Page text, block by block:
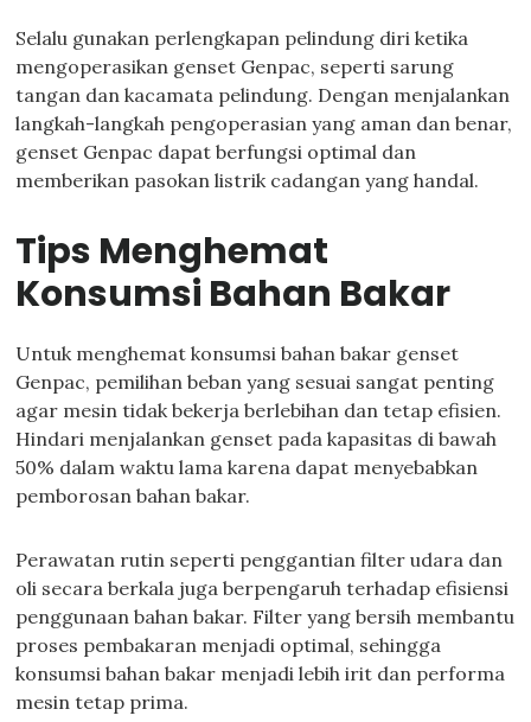
Selalu gunakan perlengkapan pelindung diri ketika
mengoperasikan genset Genpac, seperti sarung
tangan dan kacamata pelindung. Dengan menjalankan
langkah-langkah pengoperasian yang aman dan benar,
genset Genpac dapat berfungsi optimal dan
memberikan pasokan listrik cadangan yang handal.
Tips Menghemat
Konsumsi Bahan Bakar
Untuk menghemat konsumsi bahan bakar genset
Genpac, pemilihan beban yang sesuai sangat penting
agar mesin tidak bekerja berlebihan dan tetap efisien.
Hindari menjalankan genset pada kapasitas di bawah
50% dalam waktu lama karena dapat menyebabkan
pemborosan bahan bakar.
Perawatan rutin seperti penggantian filter udara dan
oli secara berkala juga berpengaruh terhadap efisiensi
penggunaan bahan bakar. Filter yang bersih membantu
proses pembakaran menjadi optimal, sehingga
konsumsi bahan bakar menjadi lebih irit dan performa
mesin tetap prima.